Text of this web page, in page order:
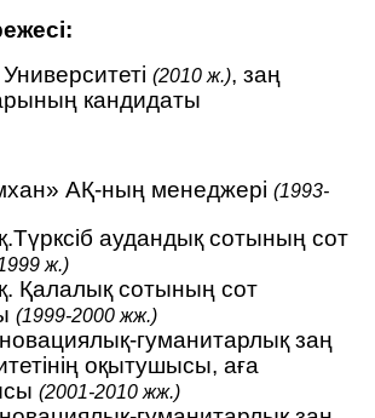
(2010 ж.), заң
кандидаты
АҚ-ның менеджері (1993-
аудандық сотының сот
ж.)
Қалалық сотының сот
(1999-2000 жж.)
гуманитарлық заң
оқытушысы, аға
(2001-2010 жж.)